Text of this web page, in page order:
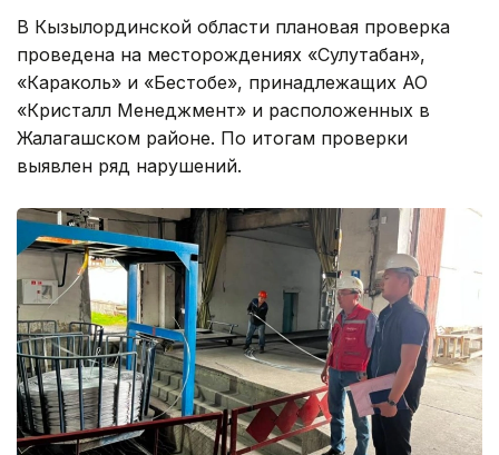
В Кызылординской области плановая проверка
проведена на месторождениях «Сулутабан»,
«Караколь» и «Бестобе», принадлежащих АО
«Кристалл Менеджмент» и расположенных в
Жалагашском районе. По итогам проверки
выявлен ряд нарушений.